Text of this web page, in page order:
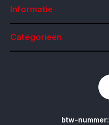
Informatie
Categorieën
btw-nummer: